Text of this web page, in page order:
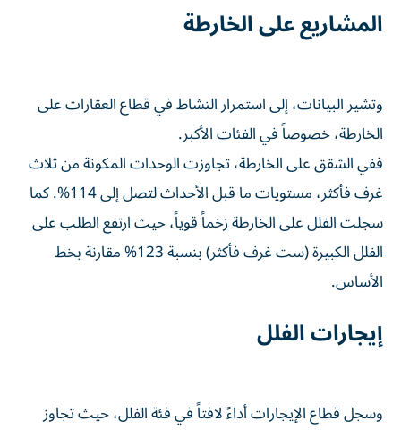
المشاريع على الخارطة
وتشير البيانات، إلى استمرار النشاط في قطاع العقارات على
الخارطة، خصوصاً في الفئات الأكبر.
ففي الشقق على الخارطة، تجاوزت الوحدات المكونة من ثلاث
غرف فأكثر، مستويات ما قبل الأحداث لتصل إلى 114%. كما
سجلت الفلل على الخارطة زخماً قوياً، حيث ارتفع الطلب على
الفلل الكبيرة (ست غرف فأكثر) بنسبة 123% مقارنة بخط
الأساس.
إيجارات الفلل
وسجل قطاع الإيجارات أداءً لافتاً في فئة الفلل، حيث تجاوز